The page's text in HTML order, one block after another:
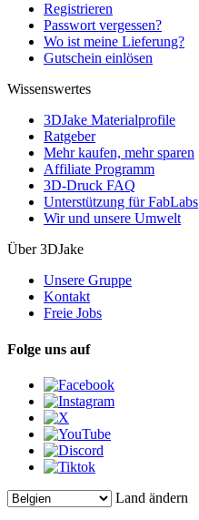
Registrieren
Passwort vergessen?
Wo ist meine Lieferung?
Gutschein einlösen
Wissenswertes
3DJake Materialprofile
Ratgeber
Mehr kaufen, mehr sparen
Affiliate Programm
3D-Druck FAQ
Unterstützung für FabLabs
Wir und unsere Umwelt
Über 3DJake
Unsere Gruppe
Kontakt
Freie Jobs
Folge uns auf
Land ändern